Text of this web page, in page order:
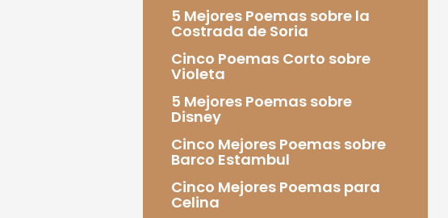
5 Mejores Poemas sobre la
Costrada de Soria
Cinco Poemas Corto sobre
Violeta
5 Mejores Poemas sobre
Disney
Cinco Mejores Poemas sobre
Barco Estambul
Cinco Mejores Poemas para
Celina